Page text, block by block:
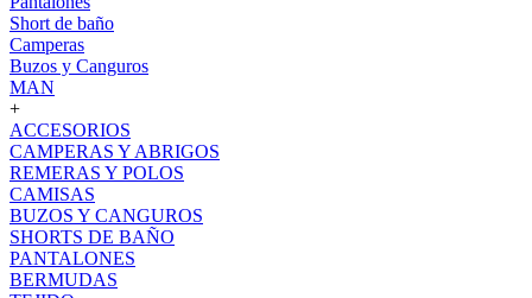
Short de baño
Camperas
Buzos y Canguros
MAN
+
ACCESORIOS
CAMPERAS Y ABRIGOS
REMERAS Y POLOS
CAMISAS
BUZOS Y CANGUROS
SHORTS DE BAÑO
PANTALONES
BERMUDAS